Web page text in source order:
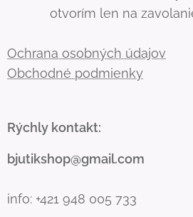
otvorím len na
Ochrana osobných údajov
Obchodné podmienky
Rýchly kontakt:
bjutikshop@gmail.com
info: +421 948 005 733